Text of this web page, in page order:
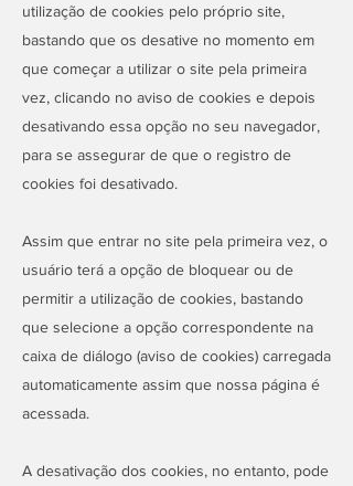
utilização de cookies pelo próprio site,
bastando que os desative no momento em
que começar a utilizar o site pela primeira
vez, clicando no aviso de cookies e depois
desativando essa opção no seu navegador,
para se assegurar de que o registro de
cookies foi desativado.
Assim que entrar no site pela primeira vez, o
usuário terá a opção de bloquear ou de
permitir a utilização de cookies, bastando
que selecione a opção correspondente na
caixa de diálogo (aviso de cookies) carregada
automaticamente assim que nossa página é
acessada.
A desativação dos cookies, no entanto, pode